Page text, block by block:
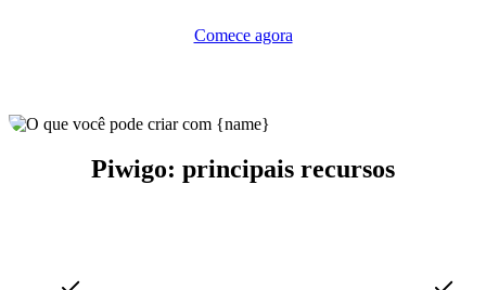
Comece agora
Piwigo: principais recursos